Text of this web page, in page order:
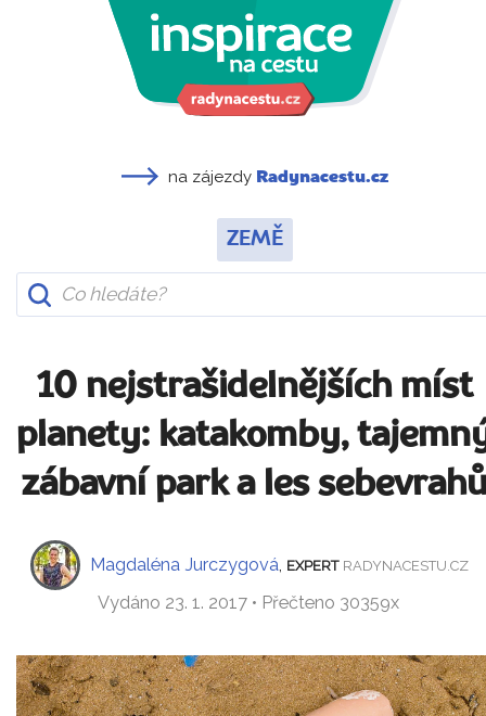
na zájezdy Radynacestu.cz
ZEMĚ
10 nejstrašidelnějších míst
planety: katakomby,
zábavní park a les
Magdaléna Jurczygová EXPERT RADYNACESTU.CZ
Vydáno 23. 1. 2017 • Přečteno 30359x